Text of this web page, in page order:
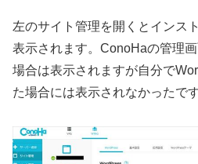
左のサイト管理を開くとインス
表示されます。ConoHaの管理
場合は表示されますが自分で
た場合には表示されなかったです